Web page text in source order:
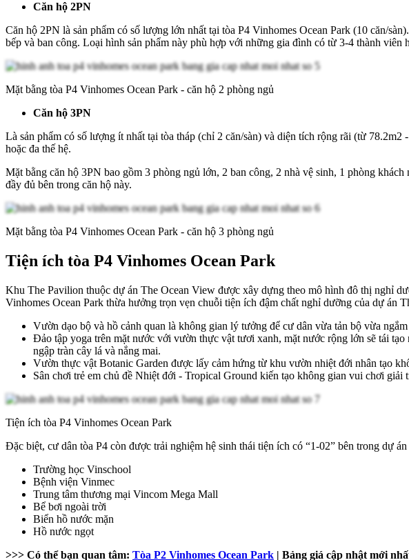
Căn hộ 2PN
Căn hộ 2PN là sản phẩm có số lượng lớn nhất tại tòa P4 Vinhomes Ocean Park (10 căn/
bếp và ban công. Loại hình sản phẩm này phù hợp với những gia đình có từ 3-4 thành viên
Mặt bằng tòa P4 Vinhomes Ocean Park - căn hộ 2 phòng ngủ
Căn hộ 3PN
Là sản phẩm có số lượng ít nhất tại tòa tháp (chỉ 2 căn/sàn) và diện tích rộng rãi (từ
hoặc đa thế hệ.
Mặt bằng căn hộ 3PN bao gồm 3 phòng ngủ lớn, 2 ban công, 2 nhà vệ sinh, 1 phòng
đầy đủ bên trong căn hộ này.
Mặt bằng tòa P4 Vinhomes Ocean Park - căn hộ 3 phòng ngủ
Tiện ích tòa P4 Vinhomes Ocean Park
Khu The Pavilion thuộc dự án The Ocean View được xây dựng theo mô hình đô thị nghỉ
Vinhomes Ocean Park thừa hưởng trọn vẹn chuỗi tiện ích đậm chất nghỉ dưỡng của dự án
Vườn dạo bộ và hồ cảnh quan là không gian lý tưởng để cư dân vừa tản bộ vừa
Đảo tập yoga trên mặt nước với vườn thực vật tươi xanh, mặt nước rộng lớn sẽ tái
ngập tràn cây lá và nắng mai.
Vườn thực vật Botanic Garden được lấy cảm hứng từ khu vườn nhiệt đới nhân tạo
Sân chơi trẻ em chủ đề Nhiệt đới - Tropical Ground kiến tạo không gian vui chơi
Tiện ích tòa P4 Vinhomes Ocean Park
Đặc biệt, cư dân tòa P4 còn được trải nghiệm hệ sinh thái tiện ích có “1-02” bên trong dự
Trường học Vinschool
Bệnh viện Vinmec
Trung tâm thương mại Vincom Mega Mall
Bể bơi ngoài trời
Biển hồ nước mặn
Hồ nước ngọt
>>> Có thể bạn quan tâm: Tòa P2 Vinhomes Ocean Park | Bảng giá cập nhật mới